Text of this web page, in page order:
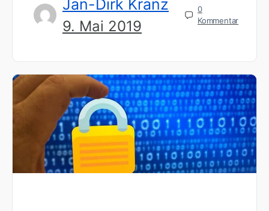
Jan-Dirk Kranz
9. Mai 2019
0
Kommentar